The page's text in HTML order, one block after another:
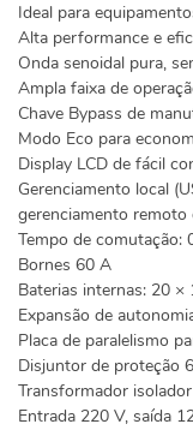
Ideal para
Alta performance e
Onda senoidal pura,
Ampla faixa de
Chave Bypass de
Modo Eco para
Display LCD de fácil
Gerenciamento local
gerenciamento remoto
Tempo de comutação:
Bornes 60 A
Baterias internas: 20
Expansão de
Placa de paralelismo
Disjuntor de proteção
Transformador
Entrada 220 V, saída